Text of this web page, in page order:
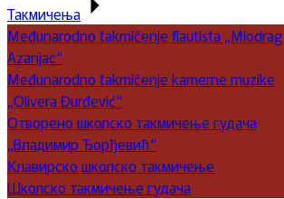
Такмичења
Međunarodno takmičenje flautista „Miodrag
Azanjac“
Međunarodno takmičenje kamerne muzike
„Olivera Đurđević“
Отворено школско такмичење гудача
„Владимир Ђорђевић“
Клавирско школско такмичење
Школско такмичење гудача